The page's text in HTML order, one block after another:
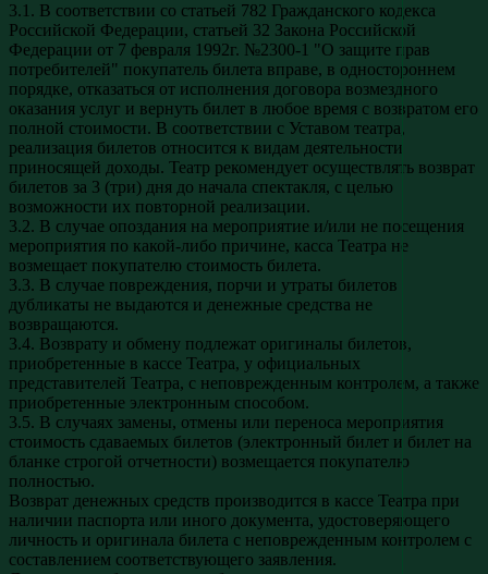
3.1. В соответствии со статьей 782 Гражданского кодекса
Российской Федерации, статьей 32 Закона Российской
Федерации от 7 февраля 1992г. №2300-1 "О защите прав
потребителей" покупатель билета вправе, в одностороннем
порядке, отказаться от исполнения договора возмездного
оказания услуг и вернуть билет в любое время с возвратом его
полной стоимости. В соответствии с Уставом театра,
реализация билетов относится к видам деятельности
приносящей доходы. Театр рекомендует осуществлять возврат
билетов за 3 (три) дня до начала спектакля, с целью
возможности их повторной реализации.
3.2. В случае опоздания на мероприятие и/или не посещения
мероприятия по какой-либо причине, касса Театра не
возмещает покупателю стоимость билета.
3.3. В случае повреждения, порчи и утраты билетов
дубликаты не выдаются и денежные средства не
возвращаются.
3.4. Возврату и обмену подлежат оригиналы билетов,
приобретенные в кассе Театра, у официальных
представителей Театра, с неповрежденным контролем, а также
приобретенные электронным способом.
3.5. В случаях замены, отмены или переноса мероприятия
стоимость сдаваемых билетов (электронный билет и билет на
бланке строгой отчетности) возмещается покупателю
полностью.
Возврат денежных средств производится в кассе Театра при
наличии паспорта или иного документа, удостоверяющего
личность и оригинала билета с неповрежденным контролем с
составлением соответствующего заявления.